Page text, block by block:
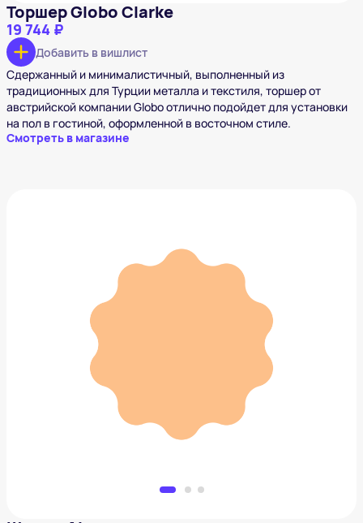
Торшер Globo Clarke
19 744 ₽
Добавить в вишлист
Сдержанный и минималистичный, выполненный из
традиционных для Турции металла и текстиля, торшер от
австрийской компании Globo отлично подойдет для установки
на пол в гостиной, оформленной в восточном стиле.
Смотреть в магазине